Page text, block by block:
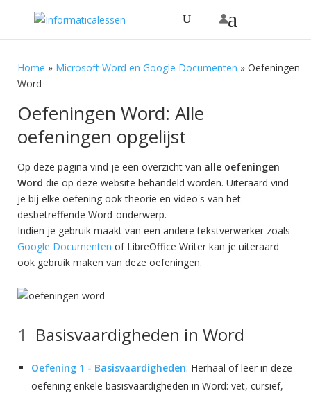
Home » Microsoft Word en Google Documenten » Oefeningen
Word
Oefeningen Word: Alle
oefeningen opgelijst
Op deze pagina vind je een overzicht van alle oefeningen
Word die op deze website behandeld worden. Uiteraard vind
je bij elke oefening ook theorie en video's van het
desbetreffende Word-onderwerp.
Indien je gebruik maakt van een andere tekstverwerker zoals
Google Documenten of LibreOffice Writer kan je uiteraard
ook gebruik maken van deze oefeningen.
Basisvaardigheden in Word
Oefening 1 - Basisvaardigheden: Herhaal of leer in deze
oefening enkele basisvaardigheden in Word: vet, cursief,